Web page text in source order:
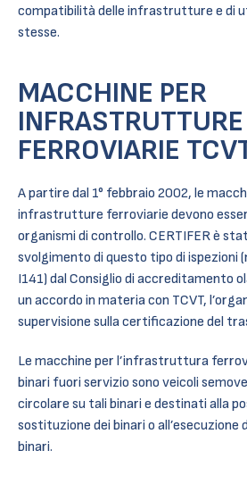
compatibilità delle infrastrutture e di
stesse.
MACCHINE PER
INFRASTRUTTURE
FERROVIARIE
A partire dal 1° febbraio 2002, le
infrastrutture ferroviarie devono
organismi di controllo. CERTIFER è
svolgimento di questo tipo di ispezioni
I141) dal Consiglio di accreditamento
un accordo in materia con TCVT,
supervisione sulla certificazione del
Le macchine per l’infrastruttura
binari fuori servizio sono veicoli
circolare su tali binari e destinati alla
sostituzione dei binari o all’esecuzione
binari.